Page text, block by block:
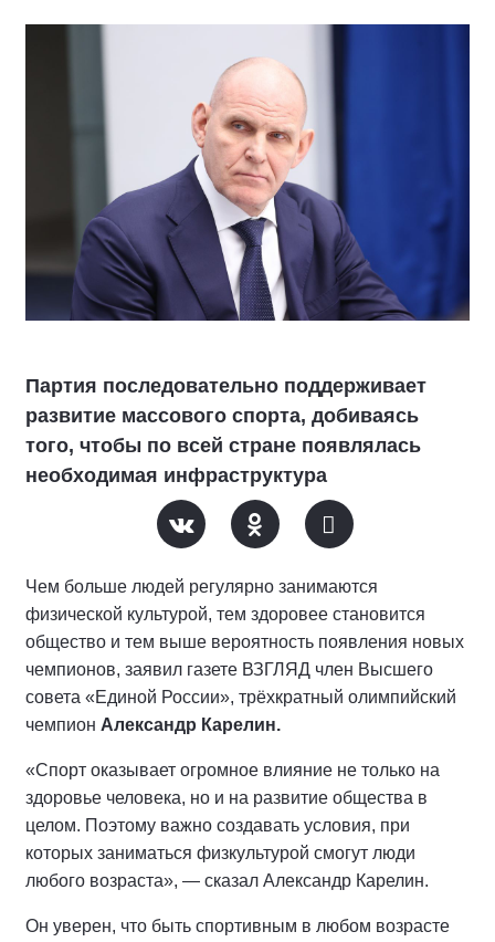
Партия последовательно поддерживает
развитие массового спорта, добиваясь
того, чтобы по всей стране появлялась
необходимая инфраструктура
Чем больше людей регулярно занимаются
физической культурой, тем здоровее становится
общество и тем выше вероятность появления новых
чемпионов, заявил газете ВЗГЛЯД член Высшего
совета «Единой России», трёхкратный олимпийский
чемпион Александр Карелин.
«Спорт оказывает огромное влияние не только на
здоровье человека, но и на развитие общества в
целом. Поэтому важно создавать условия, при
которых заниматься физкультурой смогут люди
любого возраста», — сказал Александр Карелин.
Он уверен, что быть спортивным в любом возрасте